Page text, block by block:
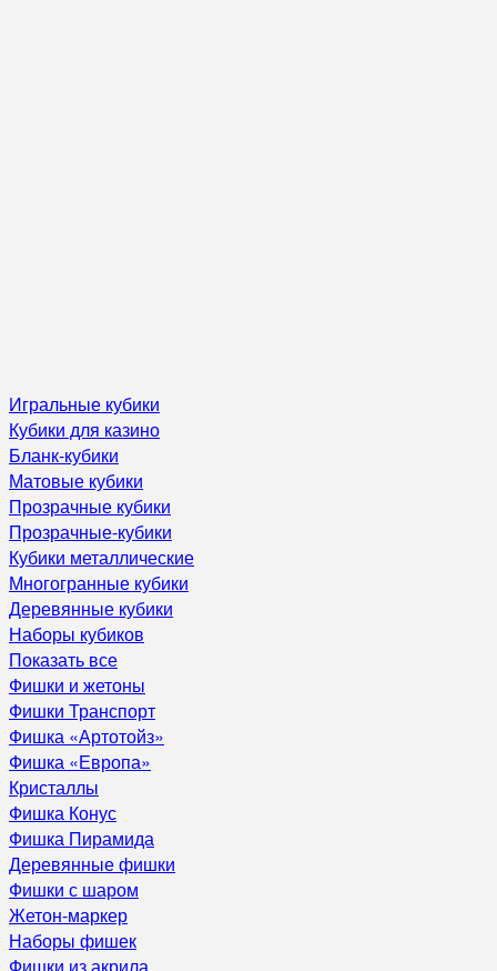
Игральные кубики
Кубики для казино
Бланк-кубики
Матовые кубики
Прозрачные кубики
Прозрачные-кубики
Кубики металлические
Многогранные кубики
Деревянные кубики
Наборы кубиков
Показать все
Фишки и жетоны
Фишки Транспорт
Фишка «Артотойз»
Фишка «Европа»
Кристаллы
Фишка Конус
Фишка Пирамида
Деревянные фишки
Фишки с шаром
Жетон-маркер
Наборы фишек